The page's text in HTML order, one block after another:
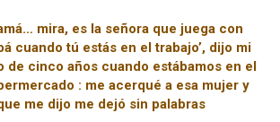
mira, es la señora que juega con
cuando tú estás en el trabajo’, dijo mi
de cinco años cuando estábamos en el
: me acerqué a esa mujer y
me dijo me dejó sin palabras